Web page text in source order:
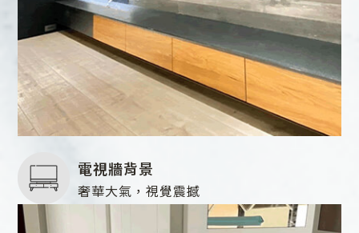
電視牆背景
奢華大氣，視覺震撼